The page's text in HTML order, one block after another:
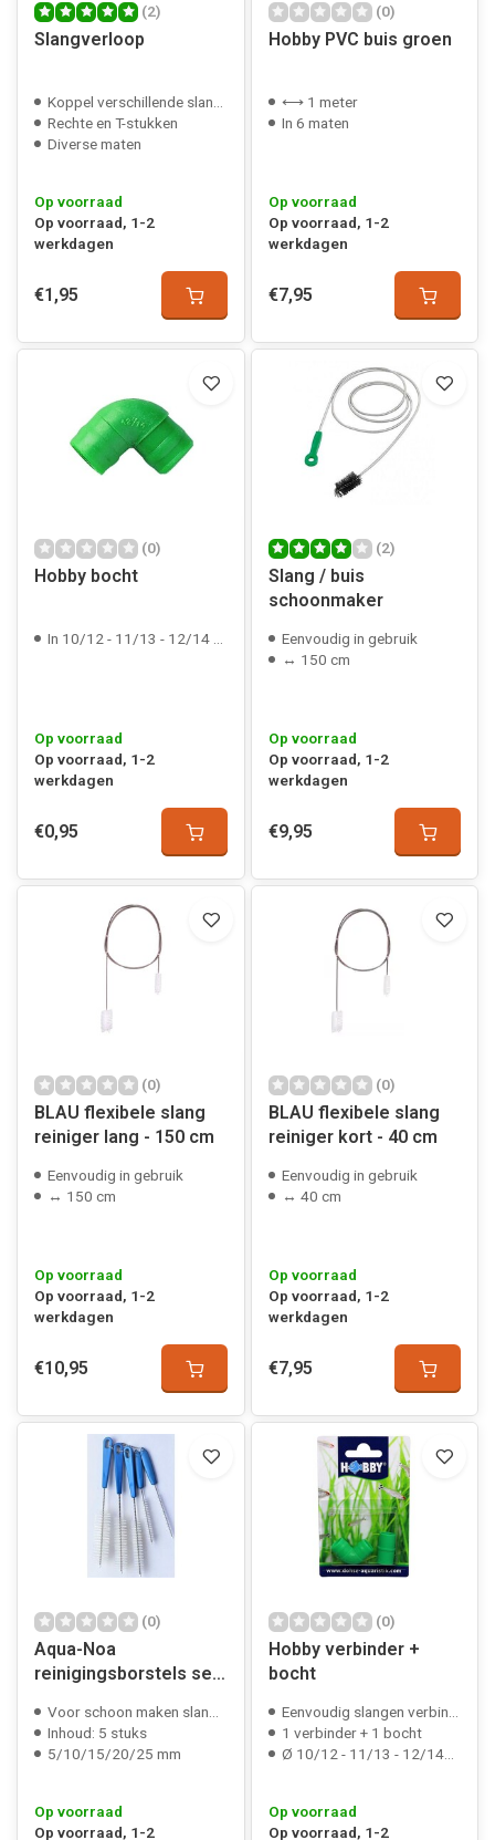
(2)
Slangverloop
Koppel verschillende slang maten
Rechte en T-stukken
Diverse maten
Op voorraad
Op voorraad, 1-2
werkdagen
€1,95
(0)
Hobby PVC buis groen
⟷ 1 meter
In 6 maten
Op voorraad
Op voorraad, 1-2
werkdagen
€7,95
(0)
Hobby bocht
In 10/12 - 11/13 - 12/14 & 22/25mm
Op voorraad
Op voorraad, 1-2
werkdagen
€0,95
(2)
Slang / buis
schoonmaker
Eenvoudig in gebruik
↔ 150 cm
Op voorraad
Op voorraad, 1-2
werkdagen
€9,95
(0)
BLAU flexibele slang
reiniger lang - 150 cm
Eenvoudig in gebruik
↔ 150 cm
Op voorraad
Op voorraad, 1-2
werkdagen
€10,95
(0)
BLAU flexibele slang
reiniger kort - 40 cm
Eenvoudig in gebruik
↔ 40 cm
Op voorraad
Op voorraad, 1-2
werkdagen
€7,95
(0)
Aqua-Noa
reinigingsborstels set
Voor schoon maken slangen/filters/etc
Inhoud: 5 stuks
5/10/15/20/25 mm
Op voorraad
Op voorraad, 1-2
(0)
Hobby verbinder +
bocht
Eenvoudig slangen verbinden
1 verbinder + 1 bocht
Ø 10/12 - 11/13 - 12/14mm
Op voorraad
Op voorraad, 1-2